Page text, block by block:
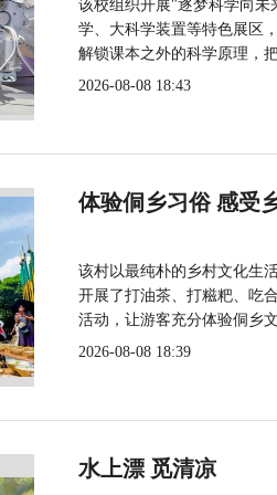
该校组织开展"逐梦科学向未
学、大科学装置等特色展区
解锁课本之外的科学原理，
2026-08-08 18:43
体验侗乡习俗 感受
该村以最纯朴的乡村文化生
开展了打油茶、打糍粑、吃
活动，让游客充分体验侗乡
2026-08-08 18:39
水上漂 觅清凉